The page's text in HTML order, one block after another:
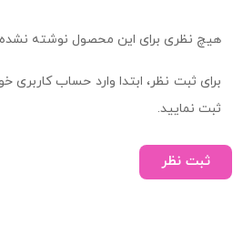
هیچ نظری برای این محصول نوشته
برای ثبت نظر، ابتدا وارد حساب
ثبت نمایید.
ثبت نظر